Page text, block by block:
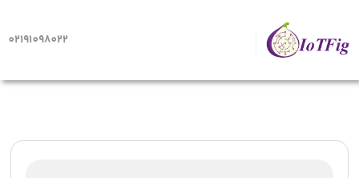
02191098022
صفحه اصلی